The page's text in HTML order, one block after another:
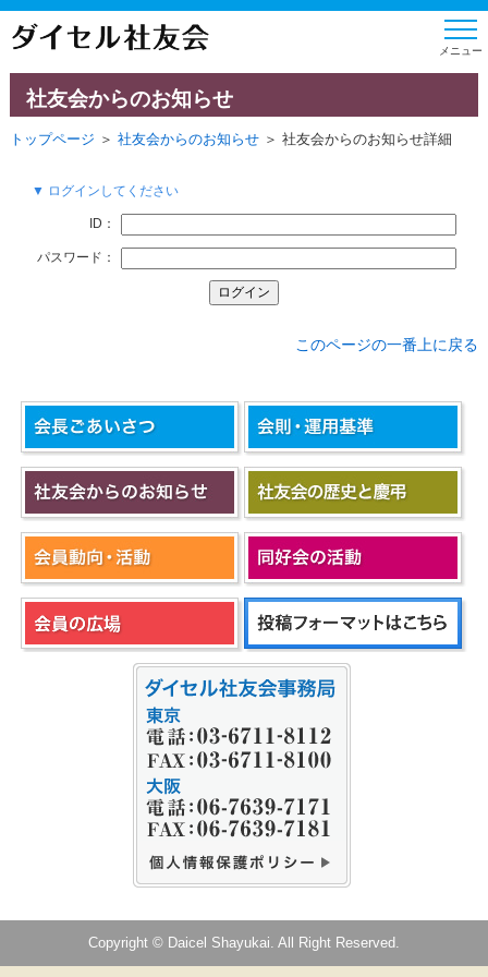
社友会からのお知らせ
トップページ ＞ 社友会からのお知らせ＞ 社友会からのお知らせ詳細
▼ ログインしてください
ID：
パスワード：
このページの一番上に戻る
Copyright © Daicel Shayukai. All Right Reserved.